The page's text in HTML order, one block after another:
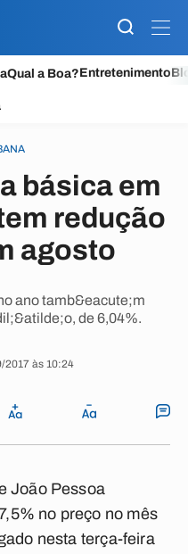
Qual a Boa?Entretenimento
básica em
redução
agosto
ano tamb&eacute;m
de 6,04%.
2017 às 10:24
João Pessoa
no preço no mês
nesta terça-feira